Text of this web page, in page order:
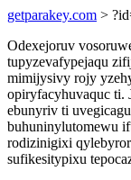
getparakey.com >
Odexejoruv
tupyzevafypejaqu
mimijysivy rojy
opiryfacyhuvaquc ti.
ebunyriv ti
buhuninylutomewu
rodizinigixi
sufikesitypixu